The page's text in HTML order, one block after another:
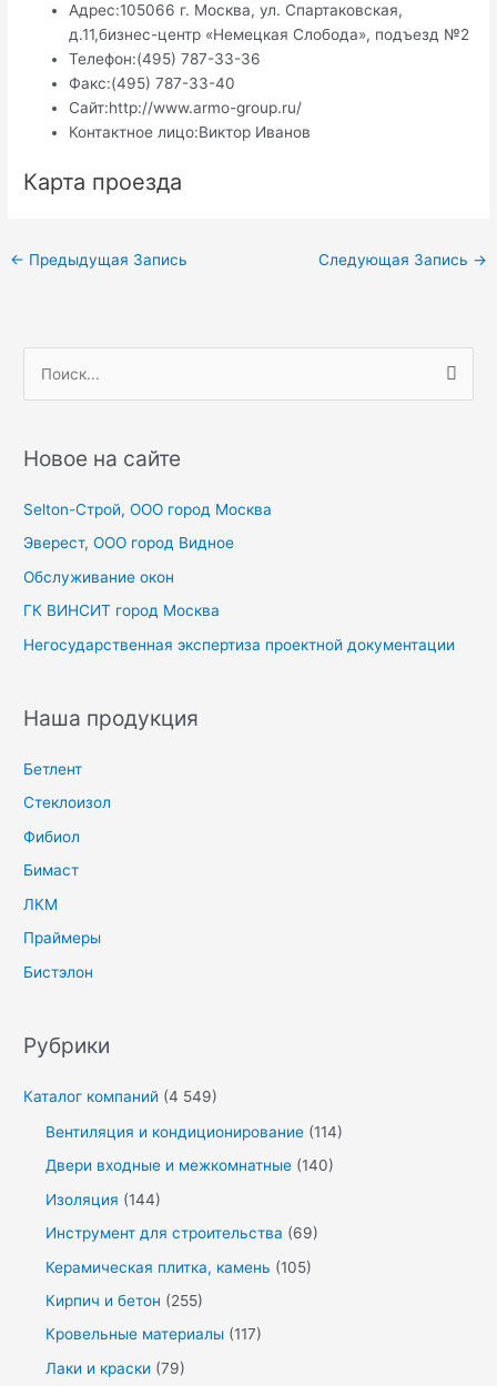
Адрес:105066 г. Москва, ул. Спартаковская,
д.11,бизнес-центр «Немецкая Слобода», подъезд №2
Телефон:(495) 787-33-36
Факс:(495) 787-33-40
Сайт:http://www.armo-group.ru/
Контактное лицо:Виктор Иванов
Карта проезда
Навигация
← Предыдущая Запись Следующая Запись →
с
:
Новое на сайте
Selton-Строй, OOO город Москва
Эверест, ООО город Видное
Обслуживание окон
ГК ВИНСИТ город Москва
Негосударственная экспертиза проектной документации
Наша продукция
Бетлент
Стеклоизол
Фибиол
Бимаст
ЛКМ
Праймеры
Бистэлон
Рубрики
Каталог компаний (4 549)
Вентиляция и кондиционирование (114)
Двери входные и межкомнатные (140)
Изоляция (144)
Инструмент для строительства (69)
Керамическая плитка, камень (105)
Кирпич и бетон (255)
Кровельные материалы (117)
Лаки и краски (79)